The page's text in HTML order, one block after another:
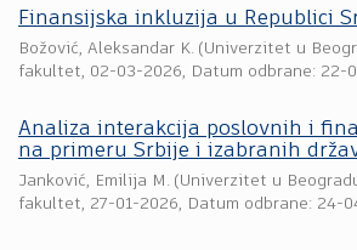
Finansijska inkluzija u Republici
Božović, Aleksandar K. (Univerzitet u
fakultet, 02-03-2026, Datum odbrane: 22-
Analiza interakcija poslovnih i
na primeru Srbije i izabranih
Janković, Emilija M. (Univerzitet u
fakultet, 27-01-2026, Datum odbrane: 24-